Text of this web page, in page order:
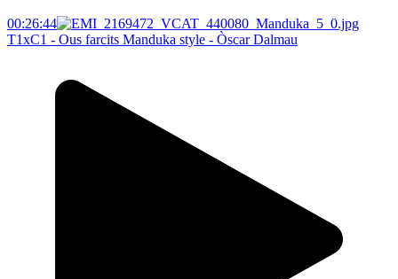
00:26:44
T1xC1 - Ous farcits Manduka style - Òscar Dalmau